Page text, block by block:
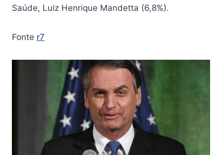
Saúde, Luiz Henrique Mandetta (6,8%).
Fonte r7